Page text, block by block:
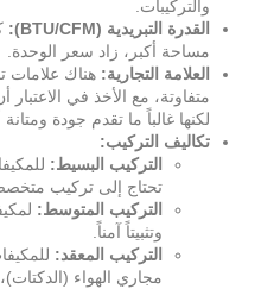
والتركيبات.
القدرة التبريدية (BTU/CFM):
مساحة أكبر، زاد سعر الوحدة.
العلامة التجارية: هناك علامات
متفاوتة، مع الأخذ في
لكنها غالباً ما تقدم جودة
تكاليف التركيب:
التركيب البسيط:
تحتاج إلى تركيب
التركيب المتوسط:
وتثبيتاً آمناً.
التركيب المعقد:
مجاري الهواء